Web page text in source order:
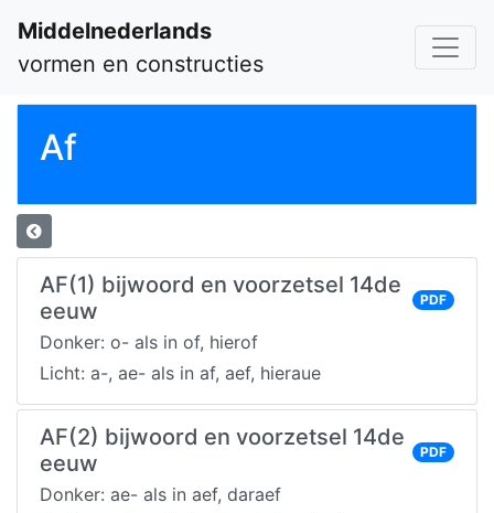
Middelnederlands
vormen en constructies
Af
AF(1) bijwoord en voorzetsel 14de
eeuw
PDF
Donker: o- als in of, hierof
Licht: a-, ae- als in af, aef, hieraue
AF(2) bijwoord en voorzetsel 14de
eeuw
PDF
Donker: ae- als in aef, daraef